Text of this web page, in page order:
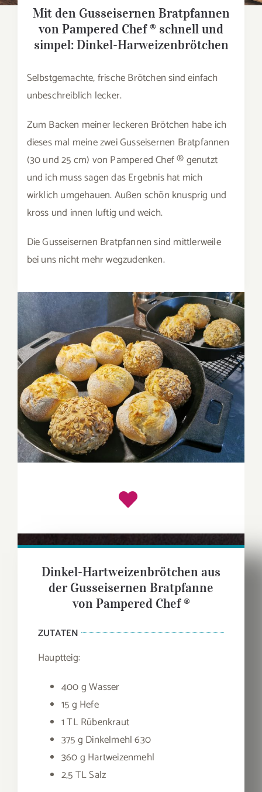
Mit den Gusseisernen Bratpfannen
von Pampered Chef ® schnell und
simpel: Dinkel-Harweizenbrötchen
Selbstgemachte, frische Brötchen sind einfach
unbeschreiblich lecker.
Zum Backen meiner leckeren Brötchen habe ich
dieses mal meine zwei Gusseisernen Bratpfannen
(30 und 25 cm) von Pampered Chef ® genutzt
und ich muss sagen das Ergebnis hat mich
wirklich umgehauen. Außen schön knusprig und
kross und innen luftig und weich.
Die Gusseisernen Bratpfannen sind mittlerweile
bei uns nicht mehr wegzudenken.
Dinkel-Hartweizenbrötchen aus
der Gusseisernen Bratpfanne
von Pampered Chef ®
ZUTATEN
Hauptteig:
400 g Wasser
15 g Hefe
1 TL Rübenkraut
375 g Dinkelmehl 630
360 g Hartweizenmehl
2,5 TL Salz